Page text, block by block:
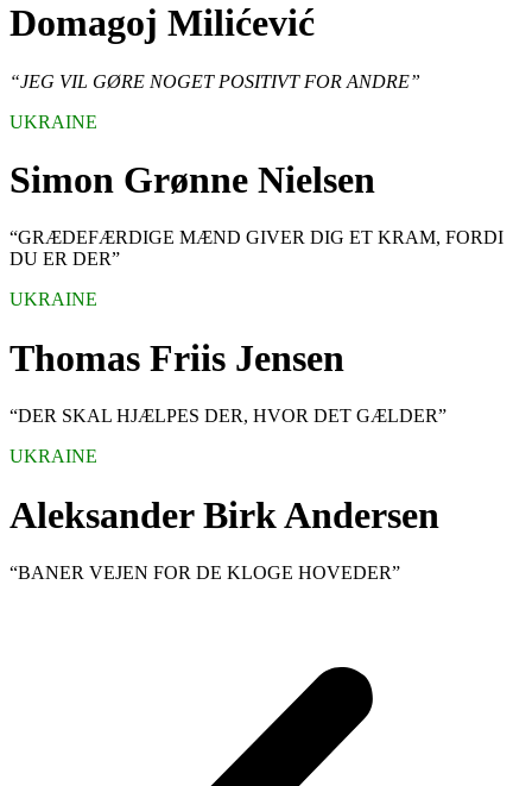
Domagoj Milićević
“JEG VIL GØRE NOGET POSITIVT FOR ANDRE”
UKRAINE
Simon Grønne Nielsen
“GRÆDEFÆRDIGE MÆND GIVER DIG ET KRAM, FORDI
DU ER DER”
UKRAINE
Thomas Friis Jensen
“DER SKAL HJÆLPES DER, HVOR DET GÆLDER”
UKRAINE
Aleksander Birk Andersen
“BANER VEJEN FOR DE KLOGE HOVEDER”